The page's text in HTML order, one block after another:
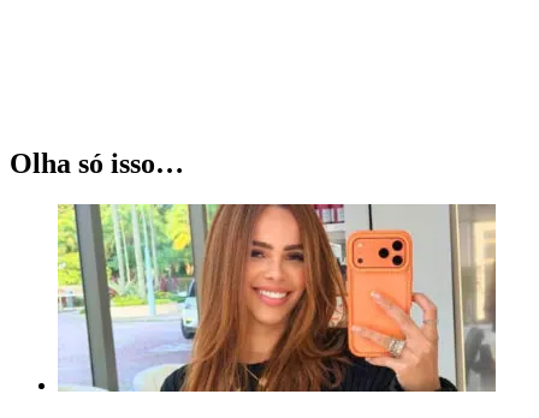
Olha só isso…